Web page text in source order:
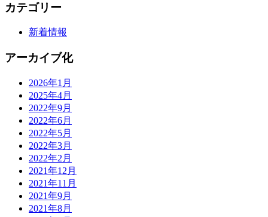
カテゴリー
新着情報
アーカイブ化
2026年1月
2025年4月
2022年9月
2022年6月
2022年5月
2022年3月
2022年2月
2021年12月
2021年11月
2021年9月
2021年8月